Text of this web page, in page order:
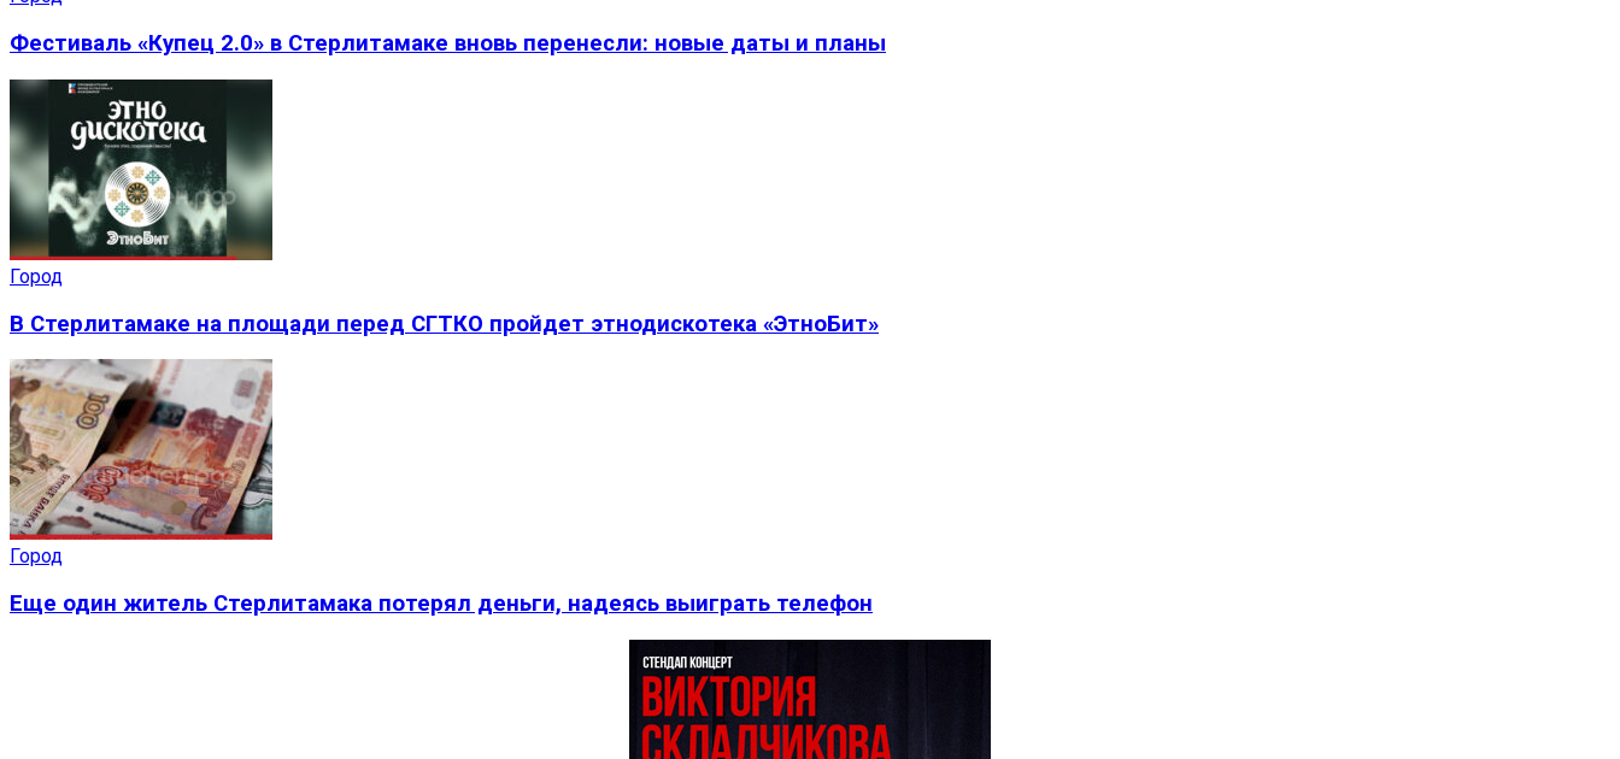
Фестиваль «Купец 2.0» в Стерлитамаке вновь перенесли: новые даты и планы
Город
В Стерлитамаке на площади перед СГТКО пройдет этнодискотека «ЭтноБит»
Город
Еще один житель Стерлитамака потерял деньги, надеясь выиграть телефон